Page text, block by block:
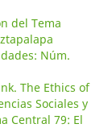
del Tema
Núm.
The Ethics of
Sociales y
Central 79: El